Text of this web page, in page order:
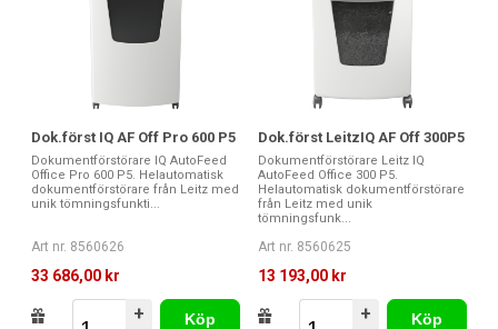
Dok.först IQ AF Off Pro 600 P5
Dokumentförstörare IQ AutoFeed
Office Pro 600 P5. Helautomatisk
dokumentförstörare från Leitz med
unik tömningsfunkti...
Art nr. 8560626
33 686,00 kr
+
Köp
Dok.först LeitzIQ AF Off 300P5
Dokumentförstörare Leitz IQ
AutoFeed Office 300 P5.
Helautomatisk dokumentförstörare
från Leitz med unik
tömningsfunk...
Art nr. 8560625
13 193,00 kr
+
Köp